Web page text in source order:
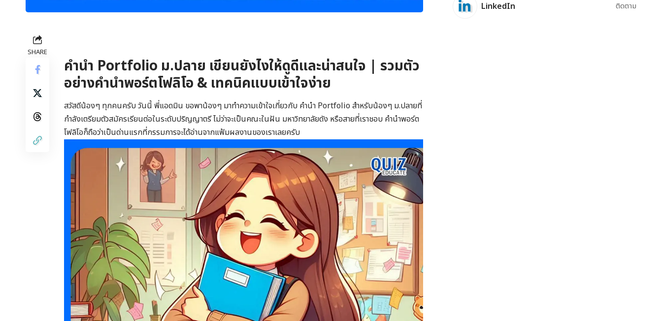
SHARE
คำนำ Portfolio ม.ปลาย เขียนยังไงให้ดูดีและน่าสนใจ | รวมตัว
อย่างคํานําพอร์ตโฟลิโอ & เทคนิคแบบเข้าใจง่าย
สวัสดีน้องๆ ทุกคนครับ วันนี้ พี่แอดมิน ขอพาน้องๆ มาทำความเข้าใจเกี่ยวกับ คำนำ Portfolio สำหรับน้องๆ ม.ปลายที่
กำลังเตรียมตัวสมัครเรียนต่อในระดับปริญญาตรี ไม่ว่าจะเป็นคณะในฝัน มหาวิทยาลัยดัง หรือสายที่เราชอบ คํานําพอร์ต
โฟลิโอก็ถือว่าเป็นด่านแรกที่กรรมการจะได้อ่านจากแฟ้มผลงานของเราเลยครับ
LinkedIn ติดตาม